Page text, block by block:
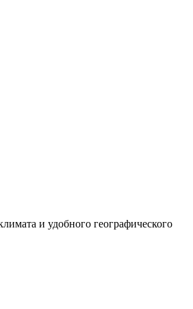
и удобного географического